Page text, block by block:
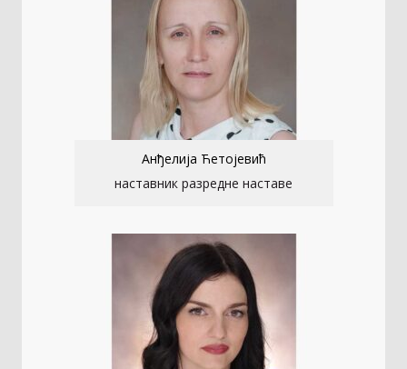
Анђелија Ћетојевић
наставник разредне наставе